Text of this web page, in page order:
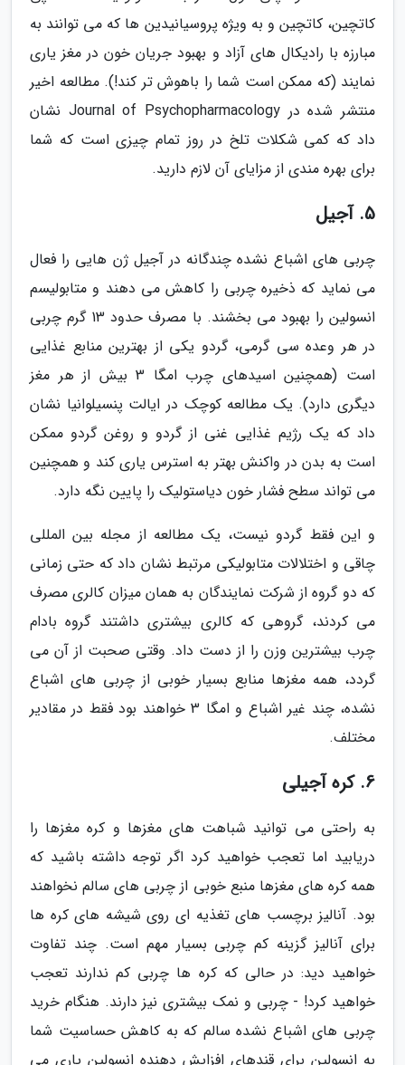
کاتچین، کاتچین و به ویژه پروسیانیدین ها که می توانند به
مبارزه با رادیکال های آزاد و بهبود جریان خون در مغز یاری
نمایند (که ممکن است شما را باهوش تر کند!). مطالعه اخیر
منتشر شده در Journal of Psychopharmacology نشان
داد که کمی شکلات تلخ در روز تمام چیزی است که شما
برای بهره مندی از مزایای آن لازم دارید.
5. آجیل
چربی های اشباع نشده چندگانه در آجیل ژن هایی را فعال
می نماید که ذخیره چربی را کاهش می دهند و متابولیسم
انسولین را بهبود می بخشند. با مصرف حدود 13 گرم چربی
در هر وعده سی گرمی، گردو یکی از بهترین منابع غذایی
است (همچنین اسیدهای چرب امگا 3 بیش از هر مغز
دیگری دارد). یک مطالعه کوچک در ایالت پنسیلوانیا نشان
داد که یک رژیم غذایی غنی از گردو و روغن گردو ممکن
است به بدن در واکنش بهتر به استرس یاری کند و همچنین
می تواند سطح فشار خون دیاستولیک را پایین نگه دارد.
و این فقط گردو نیست، یک مطالعه از مجله بین المللی
چاقی و اختلالات متابولیکی مرتبط نشان داد که حتی زمانی
که دو گروه از شرکت نمایندگان به همان میزان کالری مصرف
می کردند، گروهی که کالری بیشتری داشتند گروه بادام
چرب بیشترین وزن را از دست داد. وقتی صحبت از آن می
گردد، همه مغزها منابع بسیار خوبی از چربی های اشباع
نشده، چند غیر اشباع و امگا 3 خواهند بود فقط در مقادیر
مختلف.
6. کره آجیلی
به راحتی می توانید شباهت های مغزها و کره مغزها را
دریابید اما تعجب خواهید کرد اگر توجه داشته باشید که
همه کره های مغزها منبع خوبی از چربی های سالم نخواهند
بود. آنالیز برچسب های تغذیه ای روی شیشه های کره ها
برای آنالیز گزینه کم چربی بسیار مهم است. چند تفاوت
خواهید دید: در حالی که کره ها چربی کم ندارند تعجب
خواهید کرد! - چربی و نمک بیشتری نیز دارند. هنگام خرید
چربی های اشباع نشده سالم که به کاهش حساسیت شما
به انسولین برای قندهای افزایش دهنده انسولین یاری می